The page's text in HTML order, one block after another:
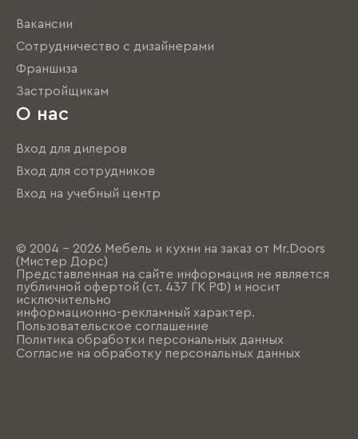
Вакансии
Сотрудничество с дизайнерами
Франшиза
Застройщикам
О нас
Вход для дилеров
Вход для сотрудников
Вход на учебный центр
© 2004 - 2026 Мебель и кухни на заказ от Mr.Doors
(Мистер Дорс)
Представленная на сайте информация не является
публичной офертой (ст. 437 ГК РФ) и носит
исключительно
информационно-рекламный характер.
Пользовательское соглашение
Политика обработки персональных данных
Согласие на обработку персональных данных